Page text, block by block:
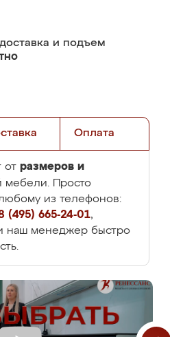
доставка и подъем
Оплата
от размеров и
мебели. Просто
из телефонов:
(495) 665-24-01,
наш менеджер быстро